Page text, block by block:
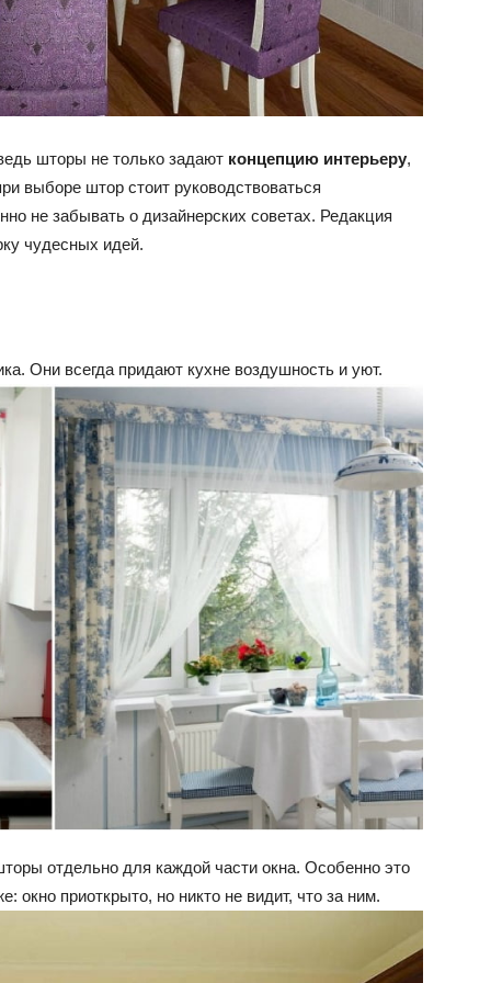
шторы не только задают концепцию интерьеру,
выборе штор стоит руководствоваться
не забывать о дизайнерских советах. Редакция
чудесных идей.
Они всегда придают кухне воздушность и уют.
отдельно для каждой части окна. Особенно это
окно приоткрыто, но никто не видит, что за ним.